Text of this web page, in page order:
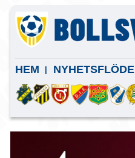
HEM NYHETSFLÖDE